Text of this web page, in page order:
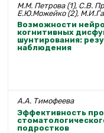
М.М. Петрова (1), С.В.
Е.Ю.Можейко (2),
Возможности
когнитивных
шунтирования:
наблюдения
А.А. Тимофеева
Эффективность
подростков